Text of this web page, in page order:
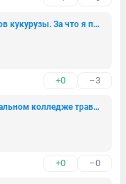
Нет надоедливых аниматоров и продавцов кукурузы. За что я полюбила Новороссийск
+0 –3
«Зря ты это сделал, малой». Как в музыкальном колледже травят студента — его мама считает причастными педагогов
+0 –0